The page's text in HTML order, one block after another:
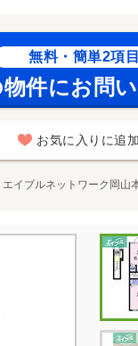
無料・簡単2項目
件にお問
お気に入りに追
エイブルネットワーク岡山